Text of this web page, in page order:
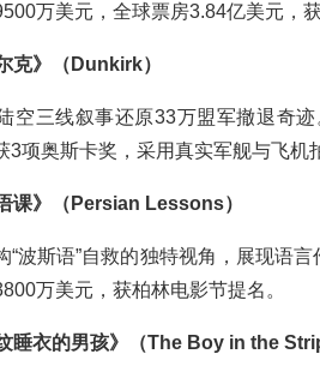
万美元，全球票房3.84亿美元，
克》（Dunkirk）
空三线叙事还原33万盟军撤退奇
3项奥斯卡奖，采用真实军舰与飞机
课》（Persian Lessons）
“波斯语”自救的独特视角，展现语
万美元，获柏林电影节提名。
睡衣的男孩》（The Boy in the